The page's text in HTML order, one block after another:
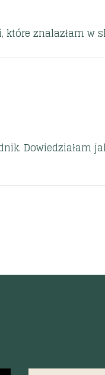
które znalazłam w